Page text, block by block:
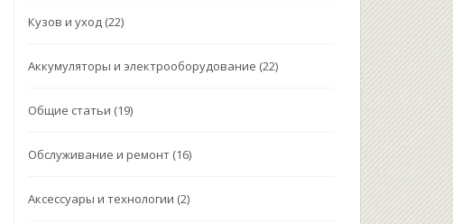
Кузов и уход (22)
Аккумуляторы и электрооборудование (22)
Общие статьи (19)
Обслуживание и ремонт (16)
Аксессуары и технологии (2)